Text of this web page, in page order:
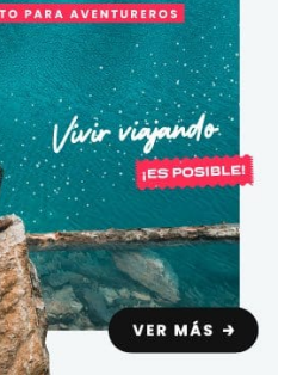
la entrada de
cualificados
Covid-19
2021
de IT en Cork